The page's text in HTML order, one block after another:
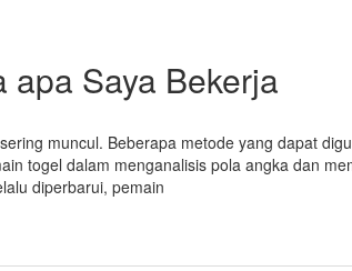
Saya Bekerja
muncul. Beberapa metode yang dapat
togel dalam menganalisis pola angka dan
diperbarui, pemain